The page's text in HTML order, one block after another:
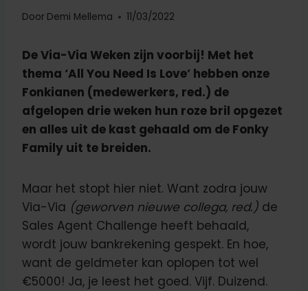
Door Demi Mellema 11/03/2022
De Via-Via Weken zijn voorbij! Met het
thema ‘All You Need Is Love’ hebben onze
Fonkianen (medewerkers, red.) de
afgelopen drie weken hun roze bril opgezet
en alles uit de kast gehaald om de Fonky
Family uit te breiden.
Maar het stopt hier niet. Want zodra jouw
Via-Via (geworven nieuwe collega, red.) de
Sales Agent Challenge heeft behaald,
wordt jouw bankrekening gespekt. En hoe,
want de geldmeter kan oplopen tot wel
€5000! Ja, je leest het goed. Vijf. Duizend.